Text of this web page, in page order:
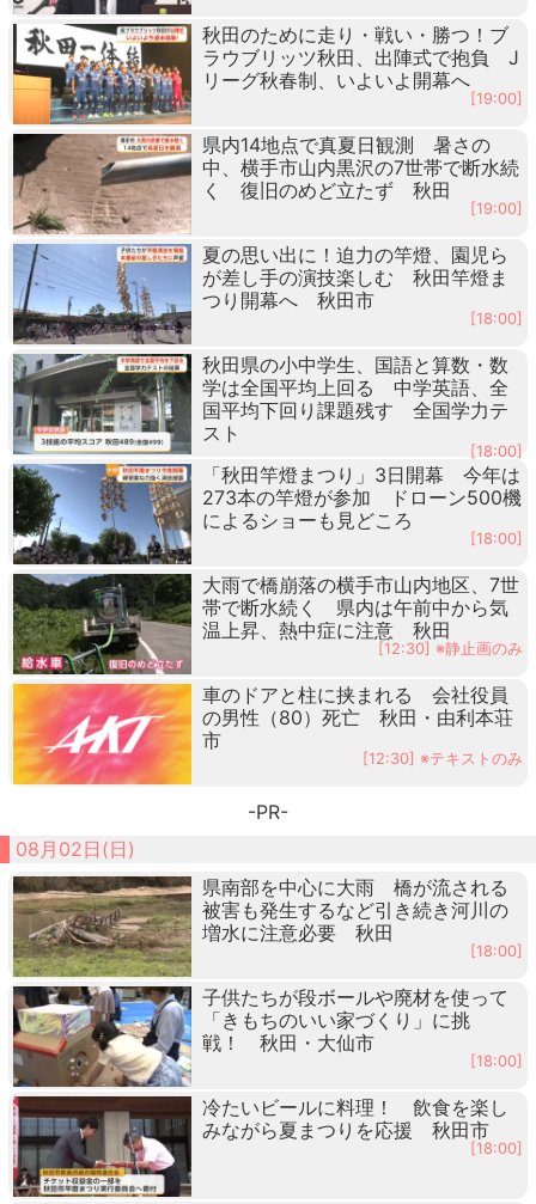
秋田のために走り・戦い・勝つ！ブ
ラウブリッツ秋田、出陣式で抱負 J
リーグ秋春制、いよいよ開幕へ
[19:00]
県内14地点で真夏日観測 暑さの
中、横手市山内黒沢の7世帯で断水続
く 復旧のめど立たず 秋田
[19:00]
夏の思い出に！迫力の竿燈、園児ら
が差し手の演技楽しむ 秋田竿燈ま
つり開幕へ 秋田市
[18:00]
秋田県の小中学生、国語と算数・数
学は全国平均上回る 中学英語、全
国平均下回り課題残す 全国学力テ
スト
[18:00]
「秋田竿燈まつり」3日開幕 今年は
273本の竿燈が参加 ドローン500機
によるショーも見どころ
[18:00]
大雨で橋崩落の横手市山内地区、7世
帯で断水続く 県内は午前中から気
温上昇、熱中症に注意 秋田
[12:30] ※静止画のみ
車のドアと柱に挟まれる 会社役員
の男性（80）死亡 秋田・由利本荘
市
[12:30] ※テキストのみ
-PR-
08月02日(日)
県南部を中心に大雨 橋が流される
被害も発生するなど引き続き河川の
増水に注意必要 秋田
[18:00]
子供たちが段ボールや廃材を使って
「きもちのいい家づくり」に挑
戦！ 秋田・大仙市
[18:00]
冷たいビールに料理！ 飲食を楽し
みながら夏まつりを応援 秋田市
[18:00]